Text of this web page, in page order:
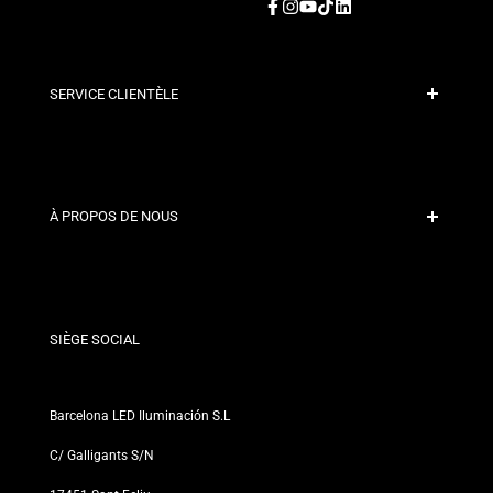
Facebook
Instagram
YouTube
TikTokLinkedIn
SERVICE CLIENTÈLE
Contact
À PROPOS DE NOUS
Nos Magasins
SIÈGE SOCIAL
Barcelona LED Iluminación S.L
C/ Galligants S/N